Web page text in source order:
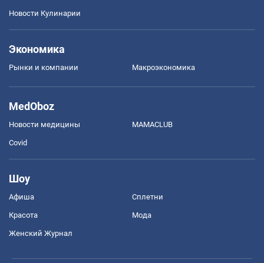
Новости Кулинарии
Экономика
Рынки и компании Mакроэкономика
MedOboz
Новости медицины MAMACLUB
Covid
Шоу
Афиша Сплетни
Красота Мода
Женский Журнал